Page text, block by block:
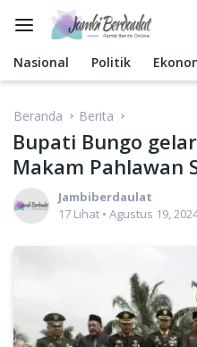
Nasional
Politik
Beranda Berita
Bupati Bungo
Makam Pahlawan
Jambiberdaulat
17 Lihat • Agustus 19,